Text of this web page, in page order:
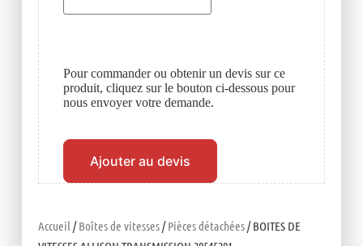
Accueil /Boîtes de vitesses/Pièces détachées/ BOITES DE
Pour commander ou obtenir un devis sur ce
produit, cliquez sur le bouton ci-dessous pour
nous envoyer votre demande.
Ajouter au devis